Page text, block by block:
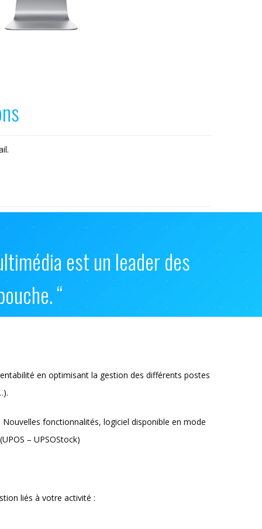
est un leader des
“
en optimisant la gestion des différents postes
fonctionnalités, logiciel disponible en mode
– UPSOStock)
liés à votre activité :